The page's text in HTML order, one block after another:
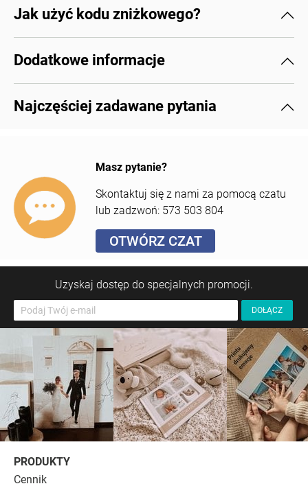
Jak użyć kodu zniżkowego?
Dodatkowe informacje
Najczęściej zadawane pytania
Masz pytanie?
Skontaktuj się z nami za pomocą czatu
lub zadzwoń: 573 503 804
OTWÓRZ CZAT
Uzyskaj dostęp do specjalnych promocji.
PRODUKTY
Cennik